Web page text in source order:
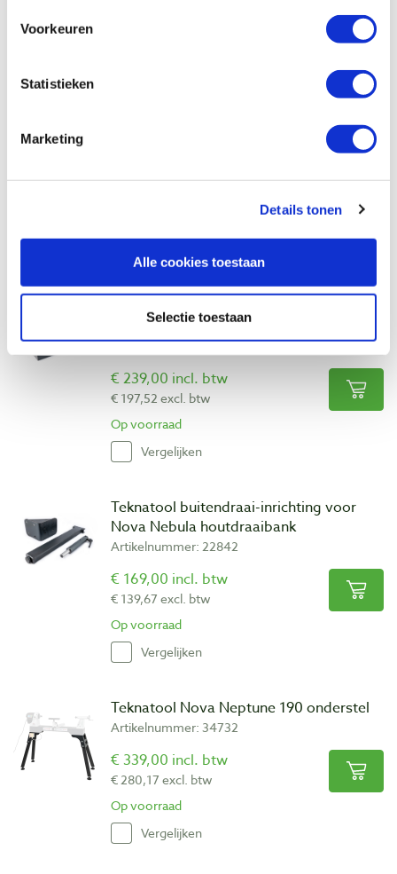
Voorkeuren
Statistieken
Marketing
Details tonen
Alle cookies toestaan
Selectie toestaan
€ 194,00 incl. btw
Teknatool bedverlenging 480 mm voor
Nova Nebula houtdraaibank
Artikelnummer: 22822
€ 239,00 incl. btw
€ 197,52 excl. btw
Op voorraad
Vergelijken
Teknatool buitendraai-inrichting voor
Nova Nebula houtdraaibank
Artikelnummer: 22842
€ 169,00 incl. btw
€ 139,67 excl. btw
Op voorraad
Vergelijken
Teknatool Nova Neptune 190 onderstel
Artikelnummer: 34732
€ 339,00 incl. btw
€ 280,17 excl. btw
Op voorraad
Vergelijken